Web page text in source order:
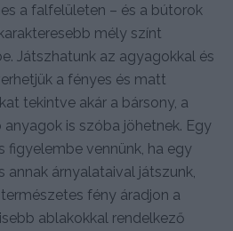
a falfelületen – és a bútorok
mély színt
Játszhatunk az agyagokkal és
a fényes és matt
tekintve akár a bársony, a
is szóba jöhetnek. Egy
vennünk, ha egy
annak árnyalataival játszunk,
fény áradjon a
ablakokkal rendelkező